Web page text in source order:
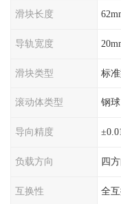
滑块长度
导轨宽度
滑块类型 标
滚动体类型 钢球
导向精度
负载方向 四
互换性 全